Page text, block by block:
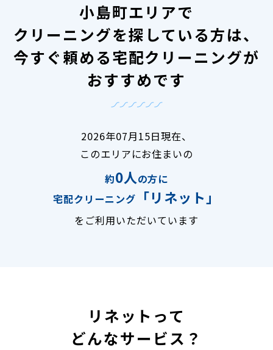
小島町エリアで
クリーニングを探している方は、
今すぐ頼める宅配クリーニングが
おすすめです
2026年07月15日現在、
このエリアにお住まいの
約0人の方に
宅配クリーニング
「リネット」
をご利用いただいています
リネットって
どんなサービス？